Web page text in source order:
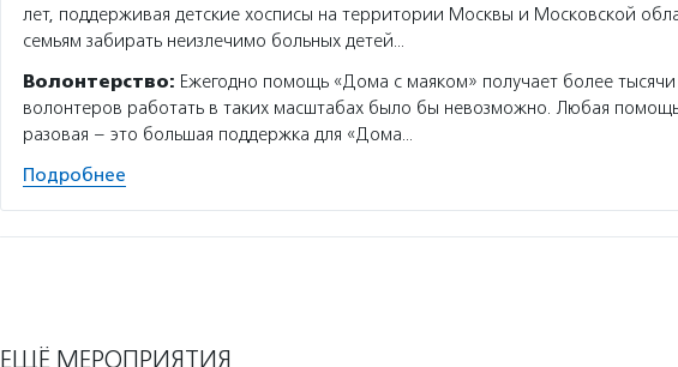
лет, поддерживая детские хосписы на территории Москвы и Московской
семьям забирать неизлечимо больных детей…
Волонтерство: Ежегодно помощь «Дома с маяком» получает более тысячи
волонтеров работать в таких масштабах было бы невозможно. Любая
разовая – это большая поддержка для «Дома…
Подробнее
ЕЩЁ МЕРОПРИЯТИЯ